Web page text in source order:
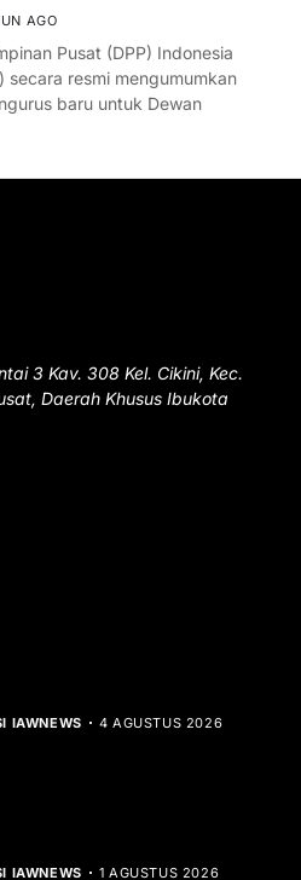
AGO
Pusat (DPP) Indonesia
resmi mengumumkan
baru untuk Dewan
3 Kav. 308 Kel. Cikini, Kec.
Daerah Khusus Ibukota
IAWNEWS 4 AGUSTUS 2026
IAWNEWS 1 AGUSTUS 2026